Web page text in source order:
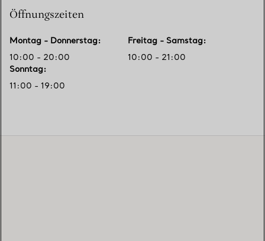
Öffnungszeiten
Montag - Donnerstag:
10:00 - 20:00
Freitag - Samstag:
10:00 - 21:00
Sonntag:
11:00 - 19:00